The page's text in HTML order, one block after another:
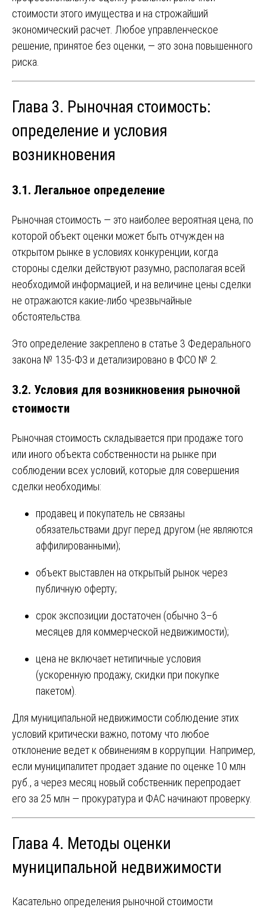
стоимости этого имущества и на строжайший
экономический расчет. Любое управленческое
решение, принятое без оценки, — это зона повышенного
риска.
Глава 3. Рыночная стоимость:
определение и условия
возникновения
3.1. Легальное определение
Рыночная стоимость — это наиболее вероятная цена, по
которой объект оценки может быть отчужден на
открытом рынке в условиях конкуренции, когда
стороны сделки действуют разумно, располагая всей
необходимой информацией, и на величине цены сделки
не отражаются какие-либо чрезвычайные
обстоятельства.
Это определение закреплено в статье 3 Федерального
закона № 135-ФЗ и детализировано в ФСО № 2.
3.2. Условия для возникновения рыночной
стоимости
Рыночная стоимость складывается при продаже того
или иного объекта собственности на рынке при
соблюдении всех условий, которые для совершения
сделки необходимы:
продавец и покупатель не связаны
обязательствами друг перед другом (не являются
аффилированными);
объект выставлен на открытый рынок через
публичную оферту;
срок экспозиции достаточен (обычно 3–6
месяцев для коммерческой недвижимости);
цена не включает нетипичные условия
(ускоренную продажу, скидки при покупке
пакетом).
Для муниципальной недвижимости соблюдение этих
условий критически важно, потому что любое
отклонение ведет к обвинениям в коррупции. Например,
если муниципалитет продает здание по оценке 10 млн
руб., а через месяц новый собственник перепродает
его за 25 млн — прокуратура и ФАС начинают проверку.
Глава 4. Методы оценки
муниципальной недвижимости
Касательно определения рыночной стоимости